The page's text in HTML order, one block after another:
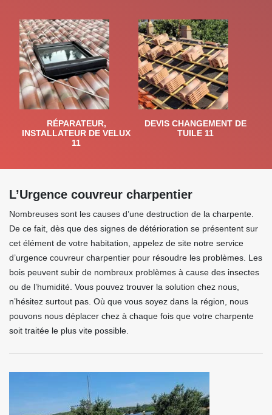
RÉPARATEUR,
INSTALLATEUR DE VELUX
11
DEVIS CHANGEMENT DE
TUILE 11
L’Urgence couvreur charpentier
Nombreuses sont les causes d’une destruction de la charpente.
De ce fait, dès que des signes de détérioration se présentent sur
cet élément de votre habitation, appelez de site notre service
d’urgence couvreur charpentier pour résoudre les problèmes. Les
bois peuvent subir de nombreux problèmes à cause des insectes
ou de l’humidité. Vous pouvez trouver la solution chez nous,
n’hésitez surtout pas. Où que vous soyez dans la région, nous
pouvons nous déplacer chez à chaque fois que votre charpente
soit traitée le plus vite possible.